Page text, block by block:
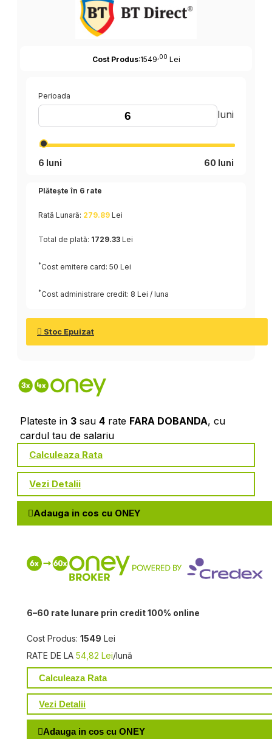
Cost Produs:1549 ,00 Lei
Perioada
luni
6 luni 60 luni
Plătește în 6 rate
Rată Lunară: 279.89 Lei
Total de plată: 1729.33 Lei
* Cost emitere card: 50 Lei
* Cost administrare credit: 8 Lei / luna
Stoc Epuizat
Plateste in 3 sau 4 rate FARA DOBANDA, cu
cardul tau de salariu
Calculeaza Rata
Vezi Detalii
Adauga in cos cu ONEY
6–60 rate lunare prin credit 100% online
Cost Produs: 1549 Lei
RATE DE LA 54,82 Lei/lună
Calculeaza Rata
Vezi Detalii
Adauga in cos cu ONEY